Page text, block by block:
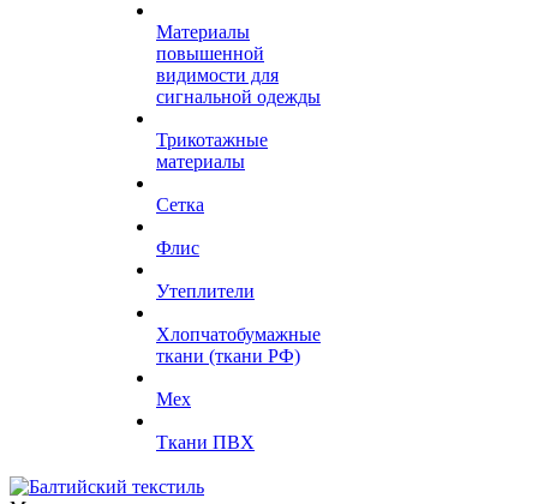
Материалы
повышенной
видимости для
сигнальной одежды
Трикотажные
материалы
Сетка
Флис
Утеплители
Хлопчатобумажные
ткани (ткани РФ)
Мех
Ткани ПВХ